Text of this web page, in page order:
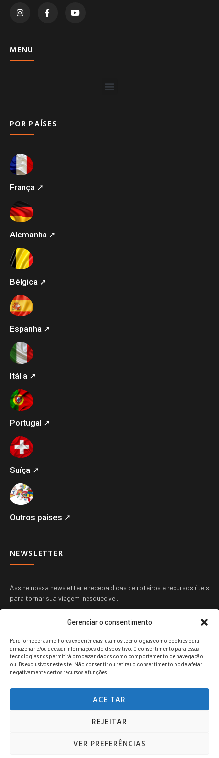
Gerenciar o consentimento
Para fornecer as melhores experiências, usamos tecnologias como cookies para
armazenar e/ou acessar informações do dispositivo. O consentimento para essas
tecnologias nos permitirá processar dados como comportamento de navegação
ou IDs exclusivos neste site. Não consentir ou retirar o consentimento pode afetar
negativamente certos recursos e funções.
ACEITAR
REJEITAR
VER PREFERÊNCIAS
MENU
POR PAÍSES
França ➚
Alemanha ➚
Bélgica ➚
Espanha ➚
Itália ➚
Portugal ➚
Suíça ➚
Outros paises ➚
NEWSLETTER
Assine nossa newsletter e receba dicas de roteiros e recursos úteis
para tornar sua viagem inesquecível.
ENVIAR
Viagem jovem copyright © 2024. Todos os direitos reservados.
POLITICA DE PRIVACIDADE TERMOS DE USO